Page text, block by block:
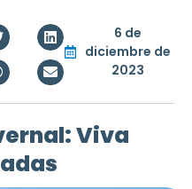
6 de
diciembre de
2023
Viva